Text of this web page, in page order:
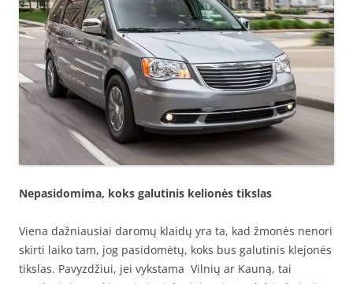
Nepasidomima, koks galutinis kelionės tikslas
Viena dažniausiai daromų klaidų yra ta, kad žmonės nenori
skirti laiko tam, jog pasidomėtų, koks bus galutinis klejonės
tikslas. Pavyzdžiui, jei vykstama Vilnių ar Kauną, tai